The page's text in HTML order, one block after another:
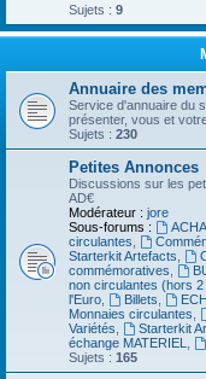
Sujets : 9
Annuaire des
Service d'annuaire du
présenter, vous et
Sujets : 230
Petites Annonces
Discussions sur les
AD€
Modérateur : jore
Sous-forums :
circulantes
Starterkit Artefacts
commémoratives
non circulantes (hors 2
l'Euro
Billets
Monnaies circulantes
Variétés
Starterkit
échange MATERIEL
Sujets : 165